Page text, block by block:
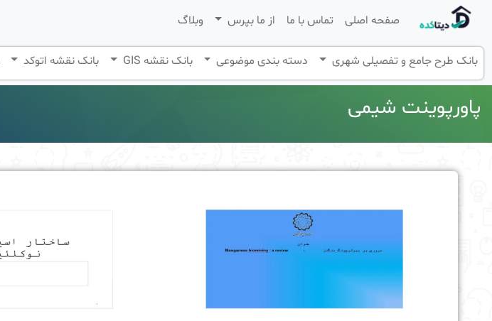
صفحه اصلی تماس با ما از ما بپرس وبلاگ
بانک طرح جامع و تفصیلی شهری دسته بندی موضوعی بانک نقشه GIS بانک نقشه اتوکد
پاورپوینت شیمی